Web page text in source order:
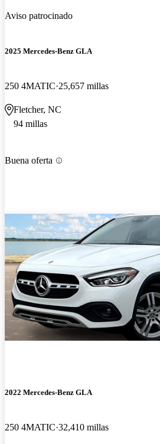
Aviso patrocinado
2025 Mercedes-Benz GLA
250 4MATIC 25,657 millas
Fletcher, NC
94 millas
Buena oferta
2022 Mercedes-Benz GLA
250 4MATIC 32,410 millas